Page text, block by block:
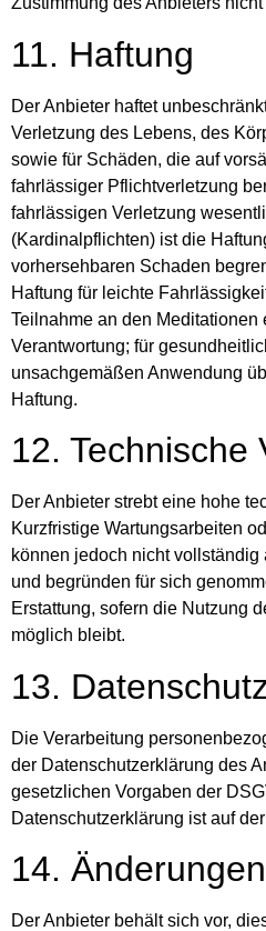
11. Haftung
Der Anbieter haftet
Verletzung des Lebens, des
sowie für Schäden, die auf
fahrlässiger Pflichtverletzung
fahrlässigen Verletzung
(Kardinalpflichten) ist die
vorhersehbaren Schaden
Haftung für leichte
Teilnahme an den Meditationen
Verantwortung; für
unsachgemäßen Anwendung
Haftung.
12. Technische
Der Anbieter strebt eine hohe
Kurzfristige Wartungsarbeiten
können jedoch nicht
und begründen für sich
Erstattung, sofern die Nutzung
möglich bleibt.
13.
Die Verarbeitung
der Datenschutzerklärung des
gesetzlichen Vorgaben der
Datenschutzerklärung ist auf
14.
Der Anbieter behält sich vor,